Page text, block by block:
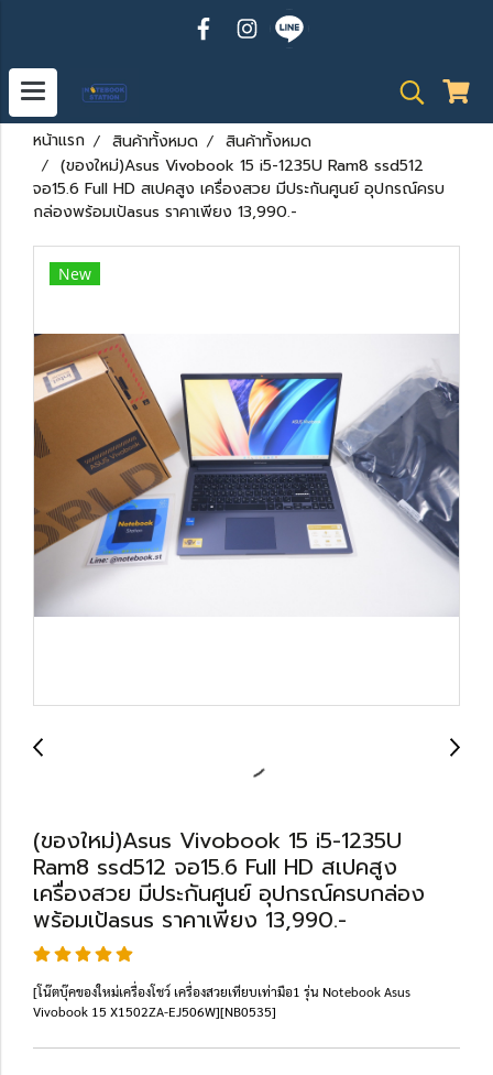
หน้าแรก สินค้าทั้งหมด
สินค้าทั้งหมด
(ของใหม่)Asus Vivobook 15 i5-1235U Ram8 ssd512
จอ15.6 Full HD สเปคสูง เครื่องสวย มีประกันศูนย์ อุปกรณ์ครบ
กล่องพร้อมเป้asus ราคาเพียง 13,990.-
New
(ของใหม่)Asus Vivobook 15 i5-1235U
Ram8 ssd512 จอ15.6 Full HD สเปคสูง
เครื่องสวย มีประกันศูนย์ อุปกรณ์ครบกล่อง
พร้อมเป้asus ราคาเพียง 13,990.-
[โน๊ตบุ๊คของใหม่เครื่องโชว์ เครื่องสวยเทียบเท่ามือ1 รุ่น Notebook Asus
Vivobook 15 X1502ZA-EJ506W][NB0535]